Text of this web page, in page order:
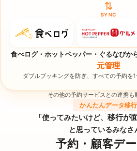
⇅
SYNC
食べログ・ホットペッパー・ぐるなびか
元管理
ダブルブッキングを防ぎ、すべての予約を
その他の予約サービスとの連携も
かんたんデータ移行
「使ってみたいけど、 移行が
と思っているみなさ
予約・顧客デ